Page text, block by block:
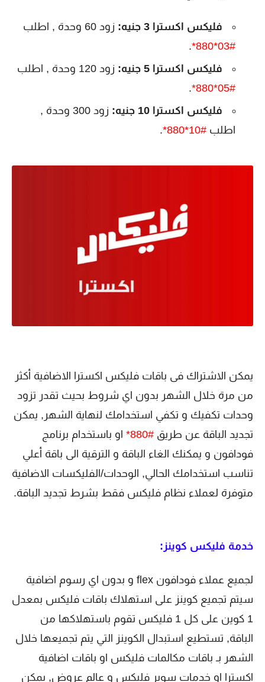
فليكس اكسترا 3 جنيه:
زود 60 وحدة , اطلب
#03*880*
.
فليكس اكسترا 5 جنيه:
زود 120 وحدة , اطلب
#05*880*
.
فليكس اكسترا 10 جنيه:
زود 300 وحدة ,
اطلب #10*880*
.
يمكن الاشتراك فى باقات فليكس اكسترا الاضافية أكثر
من مرة خلال الشهر بدون اي شروط بحيث تقدر تزود
وحدات تكفيك و تكفي استخدامك لنهاية الشهر, يمكن
تجديد الباقة عن طريق #880*
او باستخدام برنامج
فودافون و يمكنك الغاء الباقة و الترقية الى باقة أعلي
تناسب استخدامك الحالي, الوحدات/الفليكسات الاضافية
متوفرة لعملاء نظام فليكس فقط بشرط تجديد الباقة.
خدمة فليكس كوينز:
لجميع عملاء فودافون flex و بدون اي رسوم اضافية
سيتم تجميع كوينز على استهلاك باقات فليكس بمعدل
1 كوين على كل 1 فليكس تقوم باستهلاكها من
الباقة, تستطيع استبدال الكوينز التي يتم تجميعها خلال
الشهر بـ باقات مكالمات فليكس او باقات اضافية
اكسترا او خدمات سوبر فليكس و عالم عروض, يمكن